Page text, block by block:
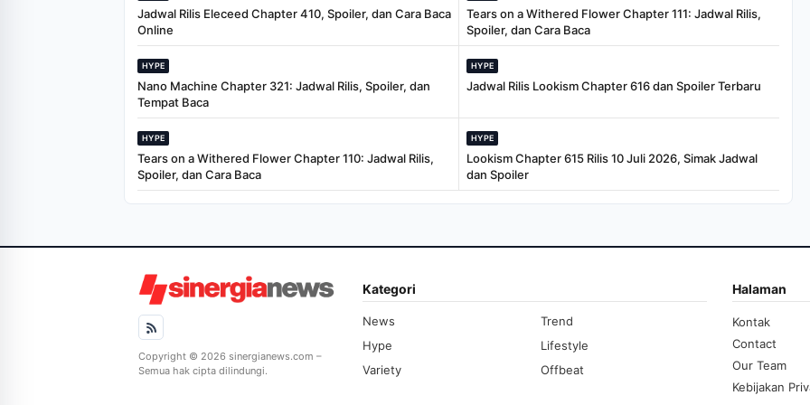
Jadwal Rilis Eleceed Chapter 410, Spoiler, dan Cara Baca
Online
Tears on a Withered Flower Chapter 111: Jadwal Rilis,
Spoiler, dan Cara Baca
HYPE
Nano Machine Chapter 321: Jadwal Rilis, Spoiler, dan
Tempat Baca
HYPE
Jadwal Rilis Lookism Chapter 616 dan Spoiler Terbaru
HYPE
Tears on a Withered Flower Chapter 110: Jadwal Rilis,
Spoiler, dan Cara Baca
HYPE
Lookism Chapter 615 Rilis 10 Juli 2026, Simak Jadwal
dan Spoiler
Copyright © 2026 sinergianews.com –
Semua hak cipta dilindungi.
Kategori
News
Trend
Hype
Lifestyle
Variety
Offbeat
Halaman
Kontak
Contact
Our Team
Kebijakan